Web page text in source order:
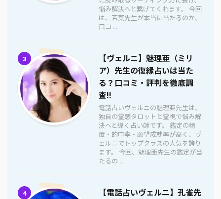
悩み解決へと繋げてくれます。 今回
は、若菜先生が本当に当たるのか、
口コ ...
3
【ヴェルニ】魅理亜（ミリ
ア）先生の復縁占いは当た
る？口コミ・評判を徹底調
査!!
電話占いヴェルニの魅理亜先生は、
独自の霊感タロットと霊視で悩み解
決へと導く占い師です。 鑑定の精
度・的中率・願望成就率が高く、ヴ
ェルニでトップクラスの人気を誇り
ます。 今回、魅理亜先生の鑑定が当
たるの ...
4
【電話占いヴェルニ】孔雀先